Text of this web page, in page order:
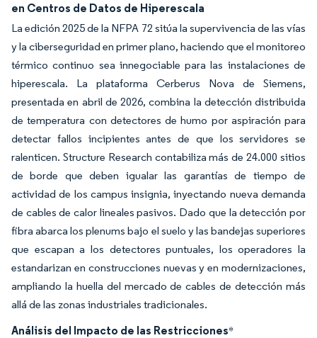
en Centros de Datos de Hiperescala
La edición 2025 de la NFPA 72 sitúa la supervivencia de las vías
y la ciberseguridad en primer plano, haciendo que el monitoreo
térmico continuo sea innegociable para las instalaciones de
hiperescala. La plataforma Cerberus Nova de Siemens,
presentada en abril de 2026, combina la detección distribuida
de temperatura con detectores de humo por aspiración para
detectar fallos incipientes antes de que los servidores se
ralenticen. Structure Research contabiliza más de 24.000 sitios
de borde que deben igualar las garantías de tiempo de
actividad de los campus insignia, inyectando nueva demanda
de cables de calor lineales pasivos. Dado que la detección por
fibra abarca los plenums bajo el suelo y las bandejas superiores
que escapan a los detectores puntuales, los operadores la
estandarizan en construcciones nuevas y en modernizaciones,
ampliando la huella del mercado de cables de detección más
allá de las zonas industriales tradicionales.
Análisis del Impacto de las Restricciones*